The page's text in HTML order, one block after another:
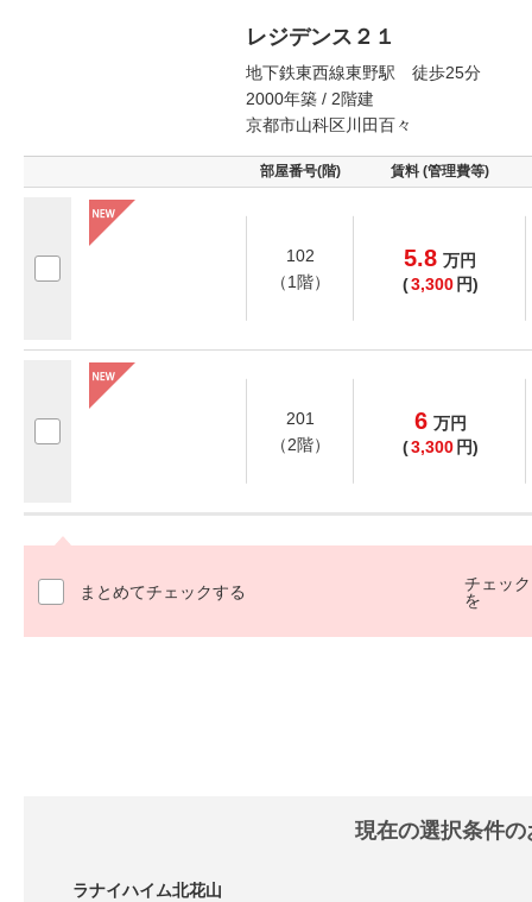
レジデンス２１
地下鉄東西線東野駅 徒歩25分
2000年築 / 2階建
京都市山科区川田百々
部屋番号(階) 賃料 (管理費等)
102
（1階）
5.8 万円
(3,300 円)
201
（2階）
6 万円
(3,300 円)
まとめてチェックする
チェッ
を
現在の選択条件
ラナイハイム北花山